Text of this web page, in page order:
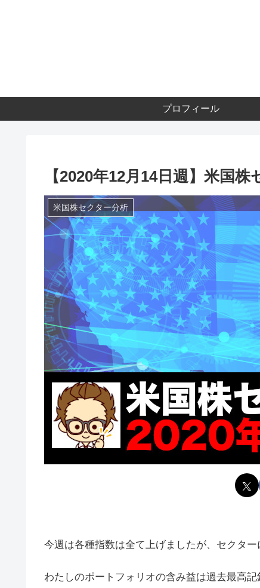
プロフィール
【2020年12月14日週】米国
米国株セクター分析
今週は各種指数は全て上げましたが、セクター
わたしのポートフォリオの含み益は過去最高記